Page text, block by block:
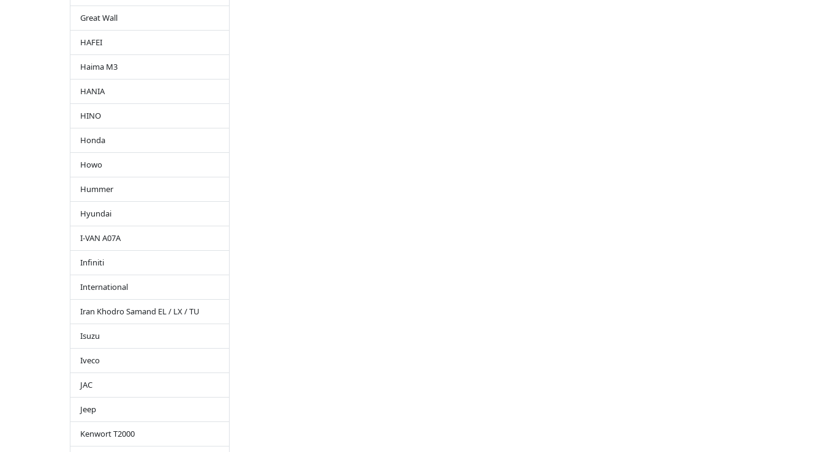
Great Wall
HAFEI
Haima M3
HANIA
HINO
Honda
Howo
Hummer
Hyundai
I-VAN A07A
Infiniti
International
Iran Khodro Samand EL / LX / TU
Isuzu
Iveco
JAC
Jeep
Kenwort T2000